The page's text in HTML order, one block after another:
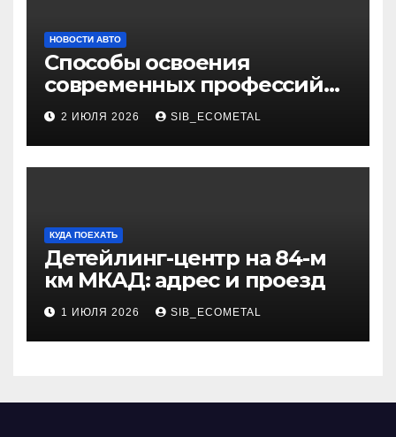
НОВОСТИ АВТО
Способы освоения
современных профессий
через онлайн-курсы
2 ИЮЛЯ 2026 SIB_ECOMETAL
КУДА ПОЕХАТЬ
Детейлинг-центр на 84-м
км МКАД: адрес и проезд
1 ИЮЛЯ 2026 SIB_ECOMETAL